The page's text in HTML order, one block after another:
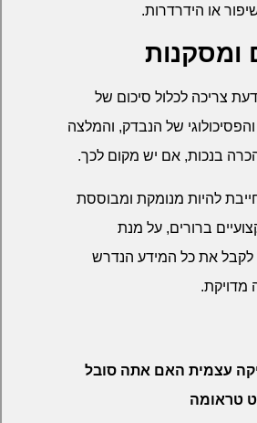
או הידרדרות.
ומסקנות
צריכה לכלול סיכום של
של הנבדק, והמלצה
בנכות, אם יש מקום לכך.
להיות מנומקת ומבוססת
ברורים, על מנת
לקבל את כל המידע הנדרש
עצמית האם אתה סובל
טראומה